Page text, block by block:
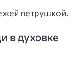
петрушкой.
в духовке